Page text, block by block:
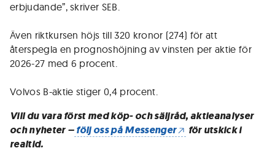
erbjudande”, skriver SEB.
Även riktkursen höjs till 320 kronor (274) för att
återspegla en prognoshöjning av vinsten per aktie för
2026-27 med 6 procent.
Volvos B-aktie stiger 0,4 procent.
Vill du vara först med köp- och säljråd, aktieanalyser
och nyheter –följ oss på Messenger
för utskick i
realtid.